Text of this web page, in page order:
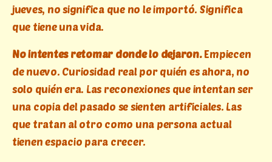
jueves, no significa que no le importó. Significa
que tiene una vida.
No intentes retomar donde lo dejaron.Empiecen
de nuevo. Curiosidad real por quién es ahora, no
solo quién era. Las reconexiones que intentan ser
una copia del pasado se sienten artificiales. Las
que tratan al otro como una persona actual
tienen espacio para crecer.